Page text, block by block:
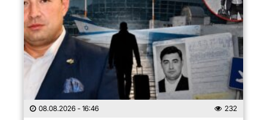
08.08.2026 - 16:46 232